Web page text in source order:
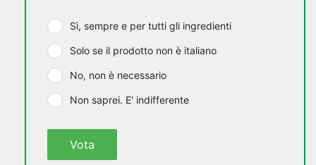
Sì, sempre e per tutti gli ingredienti
Solo se il prodotto non è italiano
No, non è necessario
Non saprei. E' indifferente
Vota